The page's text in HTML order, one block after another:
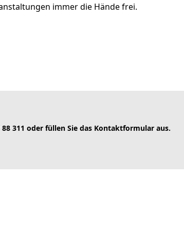
immer die Hände frei.
311 oder füllen Sie das Kontaktformular aus.